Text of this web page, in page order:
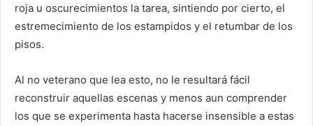
roja u oscurecimientos la tarea, sintiendo por cierto, el
estremecimiento de los estampidos y el retumbar de los
pisos.
Al no veterano que lea esto, no le resultará fácil
reconstruir aquellas escenas y menos aun comprender
los que se experimenta hasta hacerse insensible a estas